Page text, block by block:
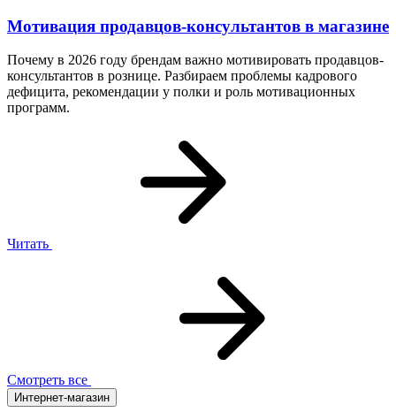
Мотивация продавцов-консультантов в магазине
Почему в 2026 году брендам важно мотивировать продавцов-
консультантов в рознице. Разбираем проблемы кадрового
дефицита, рекомендации у полки и роль мотивационных
программ.
Читать
Смотреть все
Интернет-магазин